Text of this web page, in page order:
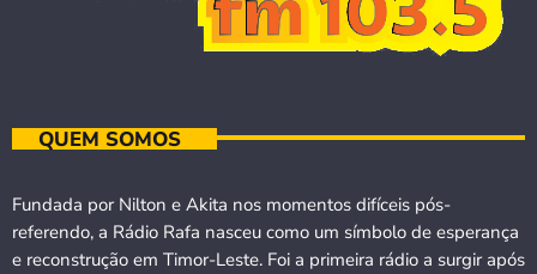
QUEM SOMOS
Fundada por Nilton e Akita nos momentos difíceis pós-
referendo, a Rádio Rafa nasceu como um símbolo de esperança
e reconstrução em Timor-Leste. Foi a primeira rádio a surgir após